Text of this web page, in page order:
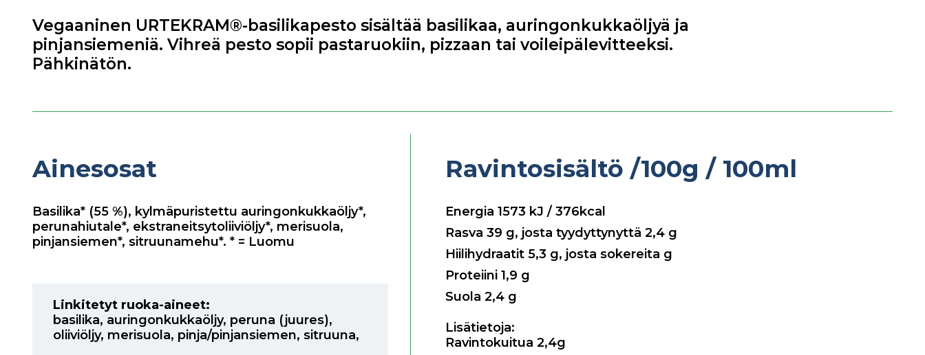
Vegaaninen URTEKRAM®-basilikapesto sisältää basilikaa, auringonkukkaöljyä ja
pinjansiemeniä. Vihreä pesto sopii pastaruokiin, pizzaan tai voileipälevitteeksi.
Pähkinätön.
Ainesosat
Basilika* (55 %), kylmäpuristettu auringonkukkaöljy*,
perunahiutale*, ekstraneitsytoliiviöljy*, merisuola,
pinjansiemen*, sitruunamehu*. * = Luomu
Linkitetyt ruoka-aineet:
basilika, auringonkukkaöljy, peruna (juures),
oliiviöljy, merisuola, pinja/pinjansiemen, sitruuna,
Ravintosisältö /100g / 100ml
Energia 1573 kJ / 376kcal
Rasva 39 g, josta tyydyttynyttä 2,4g
Hiilihydraatit 5,3 g, josta sokereita g
Proteiini 1,9 g
Suola 2,4g
Lisätietoja:
Ravintokuitua 2,4g